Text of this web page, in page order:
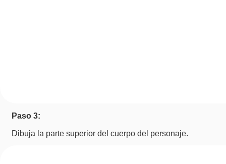
Paso 3:
Dibuja la parte superior del cuerpo del personaje.